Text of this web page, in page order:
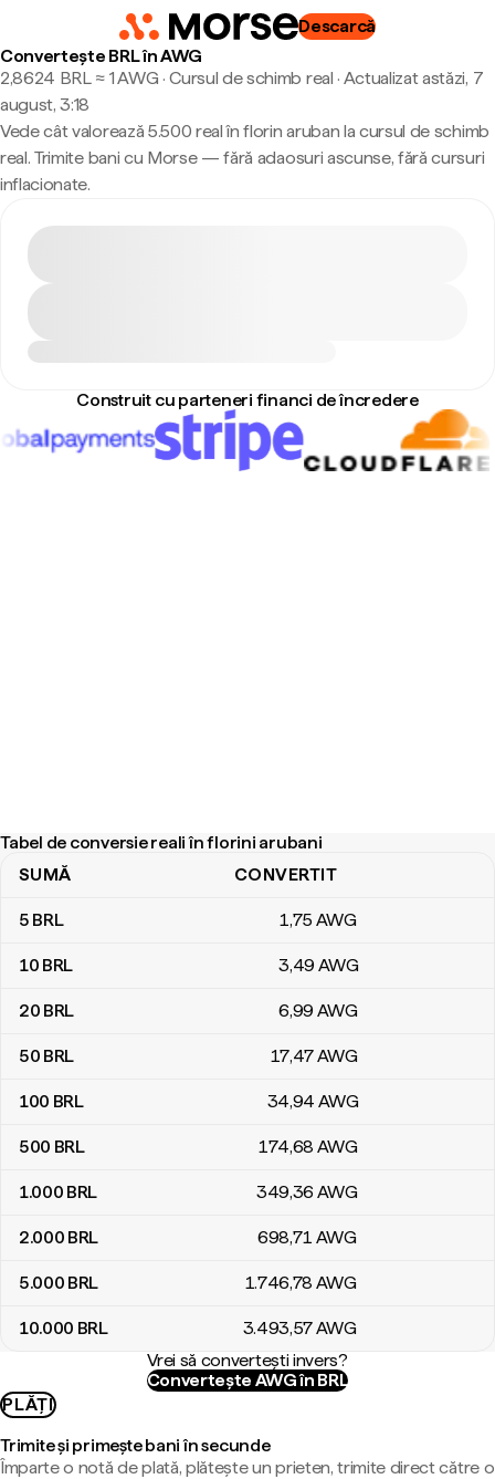
Descarcă
Convertește BRL în AWG
2,8624 BRL ≈ 1 AWG · Cursul de schimb real · Actualizat astăzi, 7
august, 3:18
Vede cât valorează 5.500 real în florin aruban la cursul de schimb
real. Trimite bani cu Morse — fără adaosuri ascunse, fără cursuri
inflacionate.
Construit cu parteneri financi de încredere
Tabel de conversie reali în florini arubani
Tabel de conversie reali în florini arubani
SUMĂ CONVERTIT
5 BRL 1,75 AWG
10 BRL 3,49 AWG
20 BRL 6,99 AWG
50 BRL 17,47AWG
100 BRL 34,94 AWG
500 BRL 174,68 AWG
1.000 BRL 349,36 AWG
2.000 BRL 698,71 AWG
5.000 BRL 1.746,78 AWG
10.000 BRL 3.493,57AWG
Vrei să convertești invers?
Convertește AWG în BRL
PLĂȚI
Trimite și primește bani în secunde
Împarte o notă de plată, plătește un prieten, trimite direct către o